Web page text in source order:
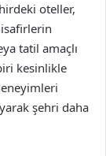
oteller,
tatil amaçlı
kesinlikle
şehri daha